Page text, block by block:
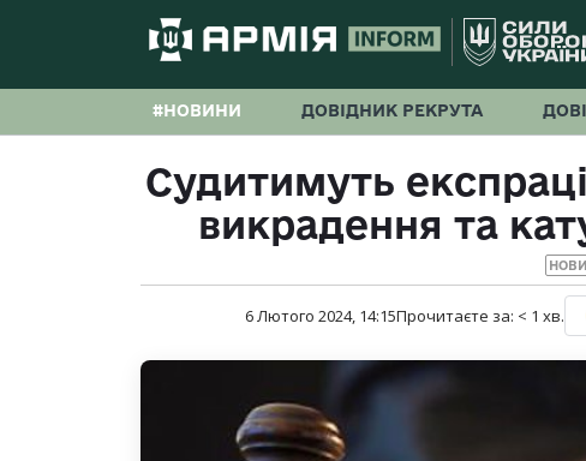
#НОВИНИ ДОВІДНИК РЕКРУТА
Судитимуть
викрадення та
6 Лютого 2024, 14:15Прочитаєте за: < 1 хв.